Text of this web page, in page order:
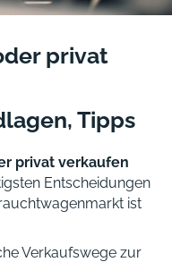
privat
Tipps
privat verkaufen
Entscheidungen
ist
Verkaufswege zur